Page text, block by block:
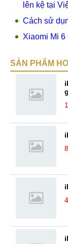
lên kệ tại
Cách sử
Xiaomi Mi
SẢN PHẨM